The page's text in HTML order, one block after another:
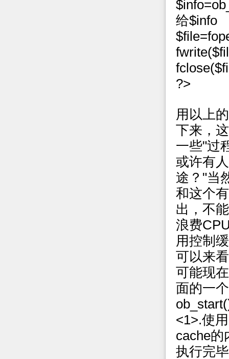
给$info
?>
用以上
下来，
一些"过
或许有
途？"当
和这个
出，不
浪费
用控制
可以来
可能现
面的一
<1>.使
cache的
执行完